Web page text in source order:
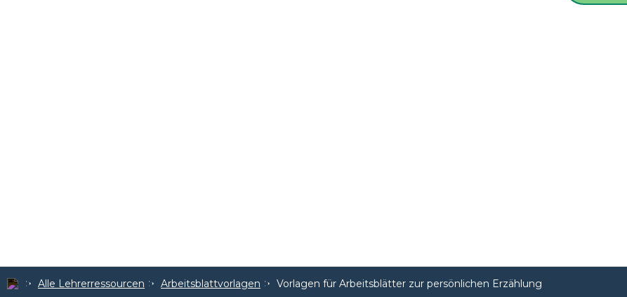
Alle Lehrerressourcen Arbeitsblattvorlagen Vorlagen für Arbeitsblätter zur persönlichen Erzählung